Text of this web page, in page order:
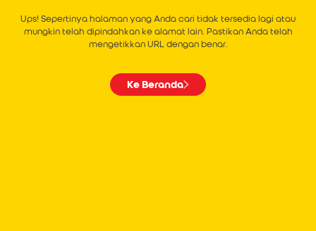
Ups! Sepertinya halaman yang Anda cari tidak tersedia lagi atau
mungkin telah dipindahkan ke alamat lain. Pastikan Anda telah
mengetikkan URL dengan benar.
Ke Beranda